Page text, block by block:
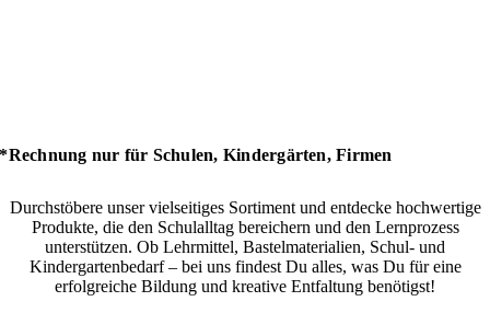
*Rechnung nur für Schulen, Kindergärten, Firmen
Durchstöbere unser vielseitiges Sortiment und entdecke hochwertige
Produkte, die den Schulalltag bereichern und den Lernprozess
unterstützen. Ob Lehrmittel, Bastelmaterialien, Schul- und
Kindergartenbedarf – bei uns findest Du alles, was Du für eine
erfolgreiche Bildung und kreative Entfaltung benötigst!